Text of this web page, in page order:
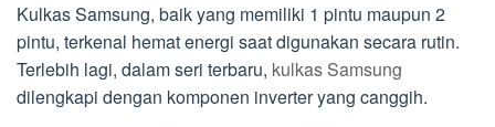
Kulkas Samsung, baik yang memiliki 1 pintu maupun 2
pintu, terkenal hemat energi saat digunakan secara rutin.
Terlebih lagi, dalam seri terbaru, kulkas Samsung
dilengkapi dengan komponen inverter yang canggih.